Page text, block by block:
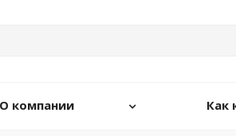
О компании Как